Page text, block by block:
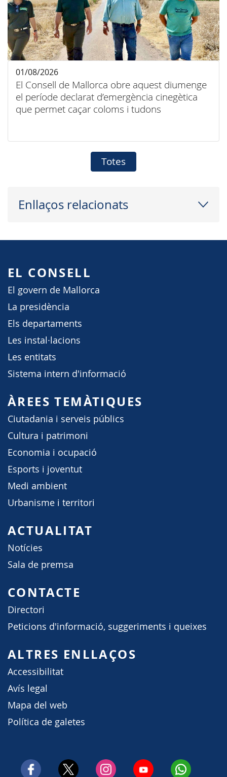
El Consell de Mallorca obre aquest diumenge
el període declarat d’emergència cinegètica
que permet caçar coloms i tudons
01/08/2026
Totes
Enllaços relacionats
EL CONSELL
El govern de Mallorca
La presidència
Els departaments
Les instal·lacions
Les entitats
Sistema intern d'informació
ÀREES TEMÀTIQUES
Ciutadania i serveis públics
Cultura i patrimoni
Economia i ocupació
Esports i joventut
Medi ambient
Urbanisme i territori
ACTUALITAT
Notícies
Sala de premsa
CONTACTE
Directori
Peticions d'informació, suggeriments i queixes
ALTRES ENLLAÇOS
Accessibilitat
Avís legal
Mapa del web
Política de galetes